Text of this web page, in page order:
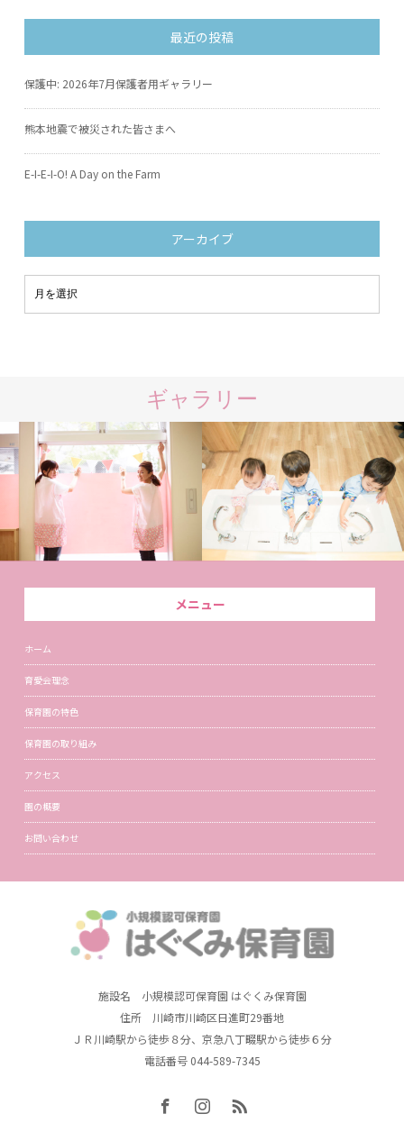
最近の投稿
保護中: 2026年7月保護者用ギャラリー
熊本地震で被災された皆さまへ
E-I-E-I-O! A Day on the Farm
アーカイブ
ギャラリー
メニュー
ホーム
育愛会理念
保育園の特色
保育園の取り組み
アクセス
園の概要
お問い合わせ
施設名 小規模認可保育園 はぐくみ保育園
住所 川崎市川崎区日進町29番地
ＪＲ川崎駅から徒歩８分、京急八丁畷駅から徒歩６分
電話番号 044-589-7345